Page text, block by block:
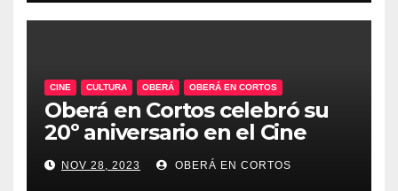
CINE CULTURA OBERÁ OBERÁ EN CORTOS
Oberá en Cortos celebró su
20º aniversario en el Cine
Teatro, un emblema de la
historia audiovisual regional
NOV 28, 2023 OBERÁ EN CORTOS